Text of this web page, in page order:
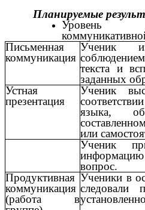
Планируемые
Уровень
Письменная
коммуникация
Ученик
текста и
заданных
Устная
презентация
Ученик
языка,
или
Ученик
информацию
вопрос.
Продуктивная
коммуникация
(работа в
Ученики в
следовали